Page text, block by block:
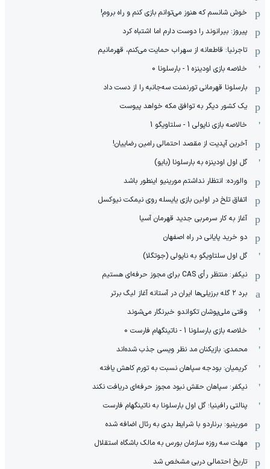
خوش شانسم که هنوز می‌توانم بازی کنم و راه بروم!
پیروز: بیرانوند را دوست دارم اما اشتباه کرد
تاجرنیا: قاطعانه از سهراب حمایت می‌کنم، قهرمانیم
خلاصه بازی اودینزه 1 - بارسلونا 0
بارسلونا قهرمانی تورنمنت سه‌جانبه را از دست داد
یک کشور دیگر به توافق مکه خواهد پیوست
خالاصه بازی ناپولی 1 - سلتاویگو 1
آخرین آپدیت از مقصد احتمالی رامین رضاییان!
گل اول اودینزه به بارسلونا (بایو)
والورده: انتظار نداشتم مورینیو اینطور باشد
اتفاق تلخ در اولین بازی یایسله روی نیمکت نیوکسل
آغاز به کار سرمربی جدید قهرمان آسیا
دو خرید پایانی در راه اصفهان
گل اول سلتاویگو به ناپولی (جوتگلا)
نیکفر: منتظر رأی CAS برای مجوز حرفه‌ای هستیم
برد ۲ گله برزیلی‌ها ایران در آستانه آغاز لیگ برتر
وقتی ملی‌پوشان تکواندو خبرنگار می‌شوند
خلاصه بازی بارسلونا 1 - ناتینگهام فارست 0
محمدی: بازیکنان مد نظر ویسی جذب شده‌اند
کریمیان: بودجه سپاهان نسبت به تورم کاهش یافته
نیکفر: سپاهان حقش نبود مجوز حرفه‌ای دریافت نکند
پنالتی رافینیا؛ گل اول بارسلونا به ناتینگهام فارست
مورینیو: برناردو با شرایط بدی به رئال اضافه شده
مهلت سه روزه سازمان بورس به مالک باشگاه استقلال
تاریخ احتمالی دربی مشخص شد